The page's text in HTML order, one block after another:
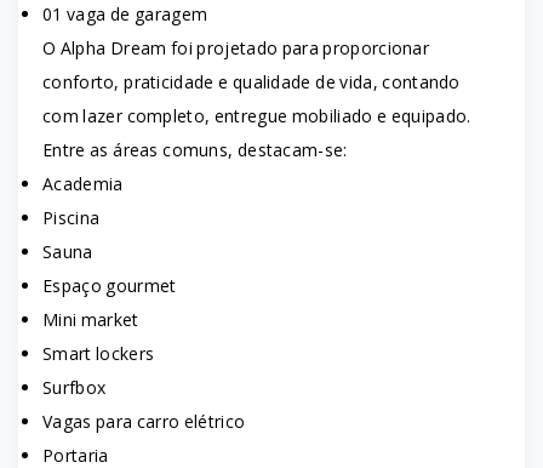
01 vaga de garagem
O Alpha Dream foi projetado para proporcionar
conforto, praticidade e qualidade de vida, contando
com lazer completo, entregue mobiliado e equipado.
Entre as áreas comuns, destacam-se:
Academia
Piscina
Sauna
Espaço gourmet
Mini market
Smart lockers
Surfbox
Vagas para carro elétrico
Portaria